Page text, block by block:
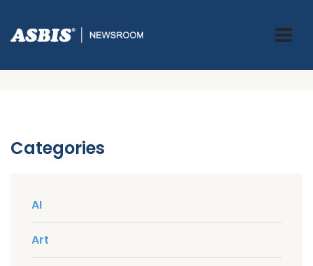
Blog Left Sidebar
Categories
AI
Art